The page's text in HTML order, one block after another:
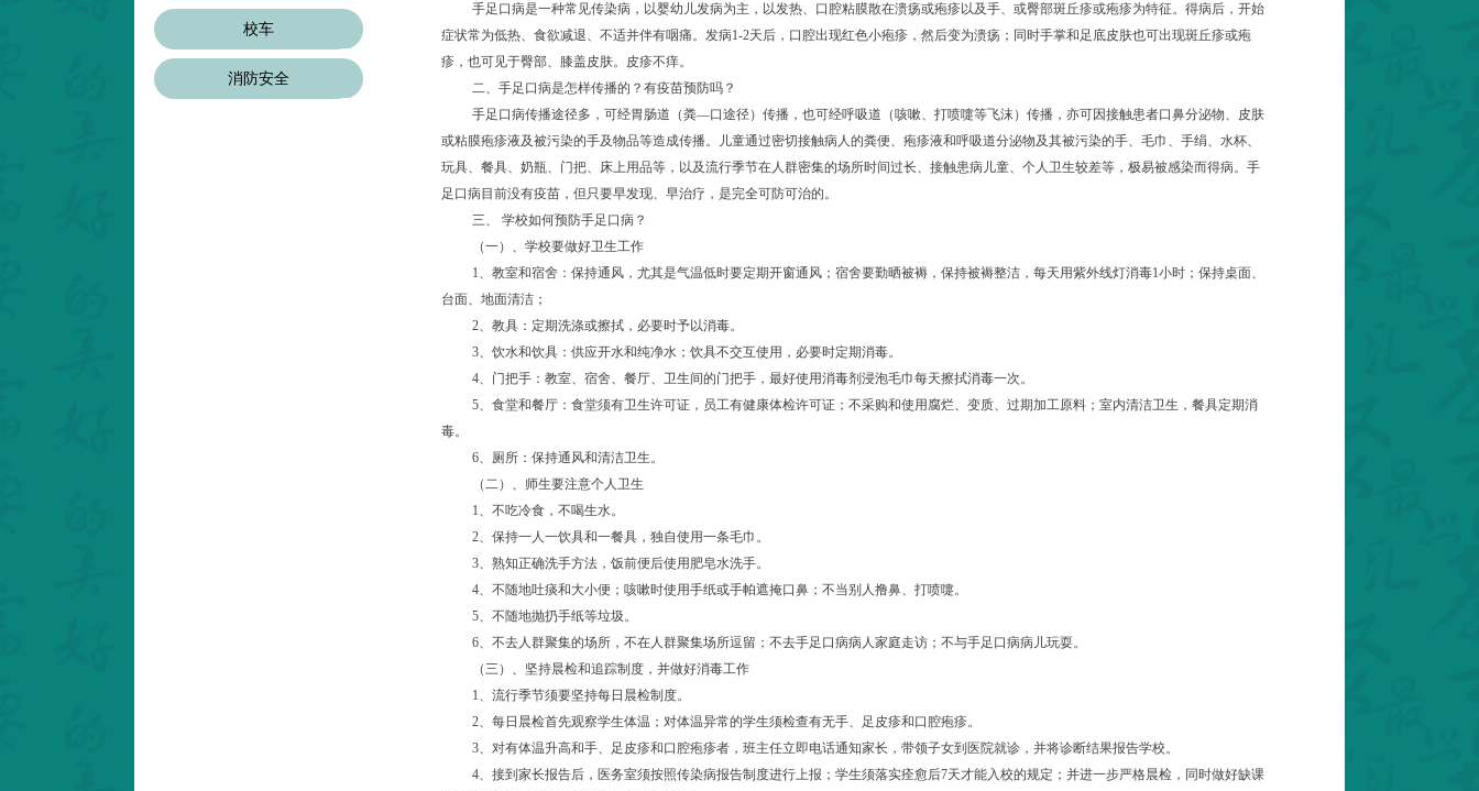
校车
消防安全
手足口病是一种常见传染病，以婴幼儿发病为主，以发热、口腔粘膜散在溃疡或疱疹以及手、或臀部斑丘疹或疱疹为特征。得病后，开始
症状常为低热、食欲减退、不适并伴有咽痛。发病1-2天后，口腔出现红色小疱疹，然后变为溃疡；同时手掌和足底皮肤也可出现斑丘疹或疱
疹，也可见于臀部、膝盖皮肤。皮疹不痒。
二、手足口病是怎样传播的？有疫苗预防吗？
手足口病传播途径多，可经胃肠道（粪—口途径）传播，也可经呼吸道（咳嗽、打喷嚏等飞沫）传播，亦可因接触患者口鼻分泌物、皮肤
或粘膜疱疹液及被污染的手及物品等造成传播。儿童通过密切接触病人的粪便、疱疹液和呼吸道分泌物及其被污染的手、毛巾、手绢、水杯、
玩具、餐具、奶瓶、门把、床上用品等，以及流行季节在人群密集的场所时间过长、接触患病儿童、个人卫生较差等，极易被感染而得病。手
足口病目前没有疫苗，但只要早发现、早治疗，是完全可防可治的。
三、
学校如何预防手足口病？
（一）、学校要做好卫生工作
1、教室和宿舍：保持通风，尤其是气温低时要定期开窗通风；宿舍要勤晒被褥，保持被褥整洁，每天用紫外线灯消毒1小时；保持桌面、
台面、地面清洁；
2、教具：定期洗涤或擦拭，必要时予以消毒。
3、饮水和饮具：供应开水和纯净水；饮具不交互使用，必要时定期消毒。
4、门把手：教室、宿舍、餐厅、卫生间的门把手，最好使用消毒剂浸泡毛巾每天擦拭消毒一次。
5、食堂和餐厅：食堂须有卫生许可证，员工有健康体检许可证；不采购和使用腐烂、变质、过期加工原料；室内清洁卫生，餐具定期消
毒。
6、厕所：保持通风和清洁卫生。
（二）、师生要注意个人卫生
1、不吃冷食，不喝生水。
2、保持一人一饮具和一餐具，独自使用一条毛巾。
3、熟知正确洗手方法，饭前便后使用肥皂水洗手。
4、不随地吐痰和大小便；咳嗽时使用手纸或手帕遮掩口鼻；不当别人撸鼻、打喷嚏。
5、不随地抛扔手纸等垃圾。
6、不去人群聚集的场所，不在人群聚集场所逗留；不去手足口病病人家庭走访；不与手足口病病儿玩耍。
（三）、坚持晨检和追踪制度，并做好消毒工作
1、流行季节须要坚持每日晨检制度。
2、每日晨检首先观察学生体温；对体温异常的学生须检查有无手、足皮疹和口腔疱疹。
3、对有体温升高和手、足皮疹和口腔疱疹者，班主任立即电话通知家长，带领子女到医院就诊，并将诊断结果报告学校。
4、接到家长报告后，医务室须按照传染病报告制度进行上报；学生须落实痊愈后7天才能入校的规定；并进一步严格晨检，同时做好缺课